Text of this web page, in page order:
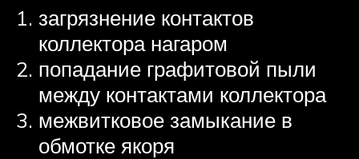
загрязнение контактов
коллектора нагаром
попадание графитовой пыли
между контактами коллектора
межвитковое замыкание в
обмотке якоря